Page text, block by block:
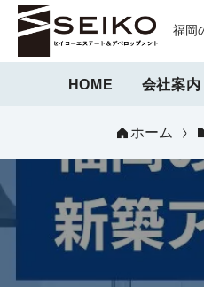
福岡
HOME 会社案内
ホーム